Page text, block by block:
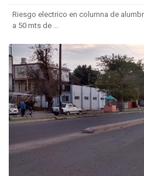
Riesgo electrico en columna de
a 50 mts de ...